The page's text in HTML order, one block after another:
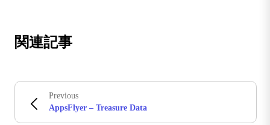
関連記事
Previous
AppsFlyer – Treasure Data